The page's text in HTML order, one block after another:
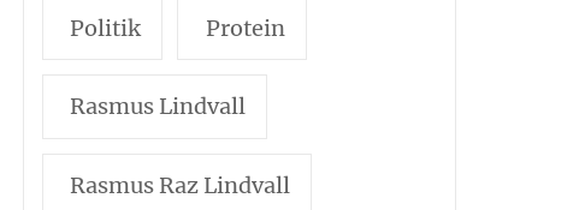
Politik Protein
Rasmus Lindvall
Rasmus Raz Lindvall